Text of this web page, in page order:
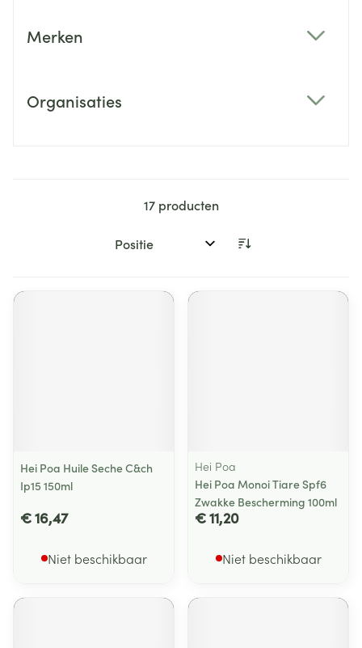
Merken
Organisaties
17producten
Sorteer op:
Hei Poa Huile Seche C&ch
Ip15 150ml
€ 16,47
Niet beschikbaar
Hei Poa
Hei Poa Monoi Tiare Spf6
Zwakke Bescherming 100ml
€ 11,20
Niet beschikbaar